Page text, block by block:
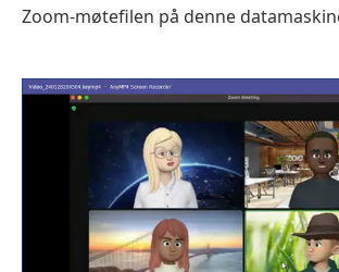
Zoom-møtefilen på denne